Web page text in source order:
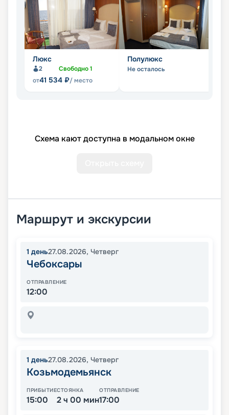
Люкс
2 Свободно1
от41 534 ₽/ место
Полулюкс
Не осталось
Схема кают доступна в модальном окне
Маршрут и экскурсии
1 день27.08.2026, Четверг
Чебоксары
ОТПРАВЛЕНИЕ
12:00
1 день27.08.2026, Четверг
Козьмодемьянск
ПРИБЫТИЕ
15:00
СТОЯНКА
2 ч 00 мин
ОТПРАВЛЕНИЕ
17:00